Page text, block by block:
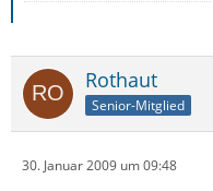
Rothaut
Senior-Mitglied
30. Januar 2009 um 09:48